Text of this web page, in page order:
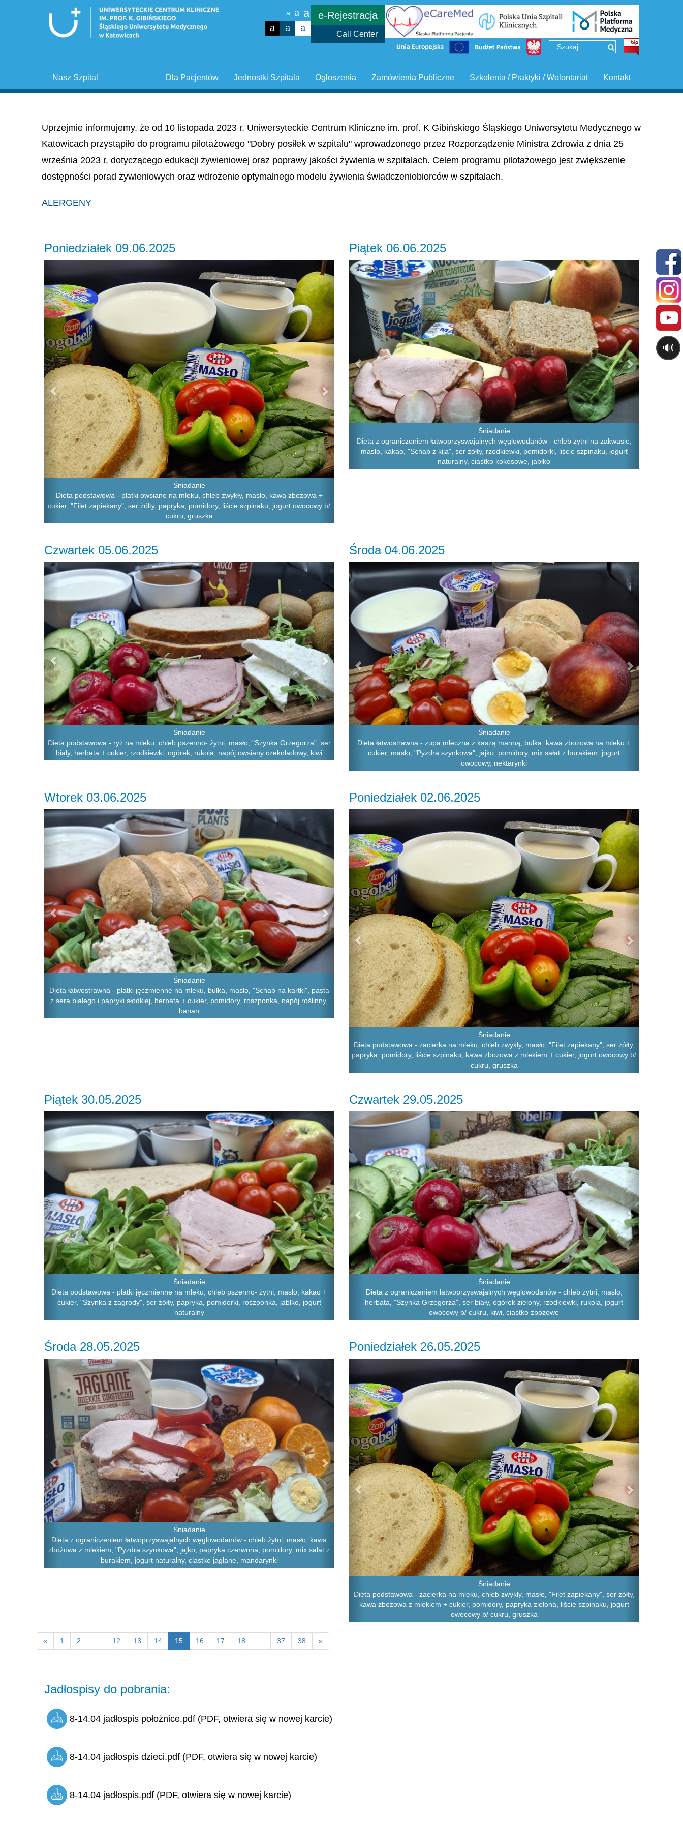
a a a
a a a
e-Rejestracja
Call Center
Kontakt
Szkolenia / Praktyki / Wolontariat
Zamówienia Publiczne
Ogłoszenia
Jednostki Szpitala
Dla Pacjentów
Nasz Szpital
Uprzejmie informujemy, że od 10 listopada 2023 r. Uniwersyteckie Centrum Kliniczne im. prof. K Gibińskiego Śląskiego Uniwersytetu Medycznego w
Katowicach przystąpiło do programu pilotażowego "Dobry posiłek w szpitalu" wprowadzonego przez Rozporządzenie Ministra Zdrowia z dnia 25
września 2023 r. dotyczącego edukacji żywieniowej oraz poprawy jakości żywienia w szpitalach. Celem programu pilotażowego jest zwiększenie
dostępności porad żywieniowych oraz wdrożenie optymalnego modelu żywienia świadczeniobiorców w szpitalach.
ALERGENY
Poniedziałek 09.06.2025
Śniadanie
Dieta podstawowa - płatki owsiane na mleku, chleb zwykły, masło, kawa zbożowa +
cukier, "Filet zapiekany", ser żółty, papryka, pomidory, liście szpinaku, jogurt owocowy b/
cukru, gruszka
Next
Piątek 06.06.2025
Śniadanie
Dieta z ograniczeniem łatwoprzyswajalnych węglowodanów - chleb żytni na zakwasie,
masło, kakao, "Schab z kija", ser żółty, rzodkiewki, pomidorki, liście szpinaku, jogurt
naturalny, ciastko kokosowe, jabłko
Previous
Czwartek 05.06.2025
Śniadanie
Dieta podstawowa - ryż na mleku, chleb pszenno- żytni, masło, "Szynka Grzegorza", ser
biały, herbata + cukier, rzodkiewki, ogórek, rukola, napój owsiany czekoladowy, kiwi
Previous Next
Środa 04.06.2025
Śniadanie
Dieta łatwostrawna - zupa mleczna z kaszą manną, bułka, kawa zbożowa na mleku +
cukier, masło, "Pyzdra szynkowa", jajko, pomidory, mix sałat z burakiem, jogurt
owocowy, nektarynki
Previous Next
Wtorek 03.06.2025
Śniadanie
Dieta łatwostrawna - płatki jęczmienne na mleku, bułka, masło, "Schab na kartki", pasta
z sera białego i papryki słodkiej, herbata + cukier, pomidory, roszponka, napój roślinny,
banan
Previous
Poniedziałek 02.06.2025
Śniadanie
Dieta podstawowa - zacierka na mleku, chleb zwykły, masło, "Filet zapiekany", ser żółty,
papryka, pomidory, liście szpinaku, kawa zbożowa z mlekiem + cukier, jogurt owocowy b/
cukru, gruszka
Next
Piątek 30.05.2025
Śniadanie
Dieta podstawowa - płatki jęczmienne na mleku, chleb pszenno- żytni, masło, kakao +
cukier, "Szynka z zagrody", ser żółty, papryka, pomidorki, roszponka, jabłko, jogurt
naturalny
Previous Next
Czwartek 29.05.2025
Śniadanie
Dieta z ograniczeniem łatwoprzyswajalnych węglowodanów - chleb żytni, masło,
herbata, "Szynka Grzegorza", ser biały, ogórek zielony, rzodkiewki, rukola, jogurt
owocowy b/ cukru, kiwi, ciastko zbożowe
Previous Next
Środa 28.05.2025
Śniadanie
Dieta z ograniczeniem łatwoprzyswajalnych węglowodanów - chleb żytni, masło, kawa
zbożowa z mlekiem, "Pyzdra szynkowa", jajko, papryka czerwona, pomidory, mix sałat z
burakiem, jogurt naturalny, ciastko jaglane, mandarynki
Previous
Poniedziałek 26.05.2025
Śniadanie
Dieta podstawowa - zacierka na mleku, chleb zwykły, masło, "Filet zapiekany", ser żółty,
kawa zbożowa z mlekiem + cukier, pomidory, papryka zielona, liście szpinaku, jogurt
owocowy b/ cukru, gruszka
Next
« 1 2 12 13 14 15 16 17 18 37 38 »
Jadłospisy do pobrania:
8-14.04 jadłospis położnice.pdf (PDF, otwiera się w nowej karcie)
8-14.04 jadłospis dzieci.pdf (PDF, otwiera się w nowej karcie)
8-14.04 jadłospis.pdf (PDF, otwiera się w nowej karcie)
🔊